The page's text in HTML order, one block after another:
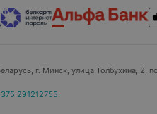
г. Минск, улица Толбухина, 2,
291212755